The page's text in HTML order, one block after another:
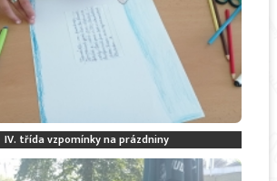
IV. třída vzpomínky na prázdniny